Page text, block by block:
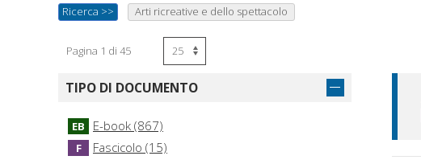
Ricerca >> Arti ricreative e dello spettacolo
Pagina 1 di 45
TIPO DI DOCUMENTO
EB E-book (867)
F Fascicolo (15)